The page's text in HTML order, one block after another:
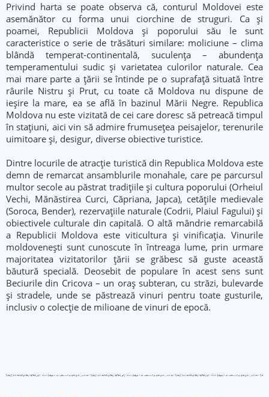
Privind harta se poate observa că, conturul Moldovei este
asemănător cu forma unui ciorchine de struguri. Ca și
poamei, Republicii Moldova şi poporului său le sunt
caracteristice o serie de trăsături similare: moliciune – clima
blândă temperat-continentală, suculența – abundența
temperamentului sudic și varietatea culorilor naturale. Cea
mai mare parte a ţării se întinde pe o suprafaţă situată între
râurile Nistru şi Prut, cu toate că Moldova nu dispune de
ieșire la mare, ea se află în bazinul Mării Negre. Republica
Moldova nu este vizitată de cei care doresc să petreacă timpul
în stațiuni, aici vin să admire frumusețea peisajelor, terenurile
uimitoare şi, desigur, diverse obiective turistice.
Dintre locurile de atracţie turistică din Republica Moldova este
demn de remarcat ansamblurile monahale, care pe parcursul
multor secole au păstrat tradițiile și cultura poporului (Orheiul
Vechi, Mănăstirea Curci, Căpriana, Japca), cetățile medievale
(Soroca, Bender), rezervaţiile naturale (Codrii, Plaiul Fagului) şi
obiectivele culturale din capitală. O altă mândrie remarcabilă
a Republicii Moldova este viticultura și vinificația. Vinurile
moldoveneşti sunt cunoscute în întreaga lume, prin urmare
majoritatea vizitatorilor ţării se grăbesc să guste această
băutură specială. Deosebit de populare în acest sens sunt
Beciurile din Cricova – un oraș subteran, cu străzi, bulevarde
şi stradele, unde se păstrează vinuri pentru toate gusturile,
inclusiv o colecţie de milioane de vinuri de epocă.